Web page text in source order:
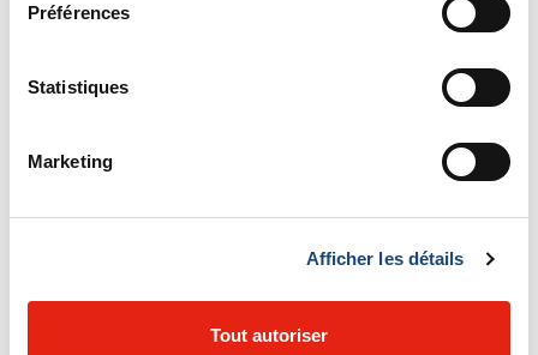
Préférences
Statistiques
Marketing
Afficher les détails
Tout autoriser